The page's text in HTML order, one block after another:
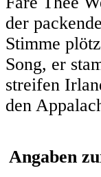
der
Stimme
Song, er
streifen
den
Angaben